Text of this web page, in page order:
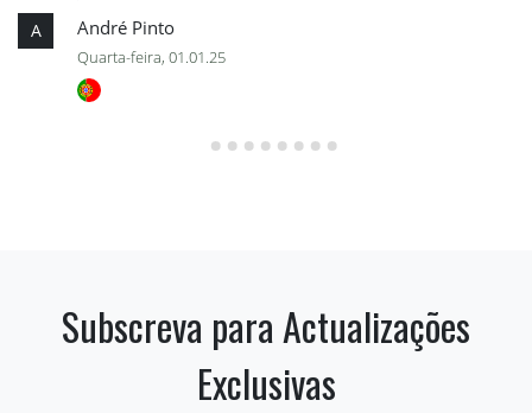
A André Pinto
Quarta-feira, 01.01.25
Subscreva para Actualizações
Exclusivas